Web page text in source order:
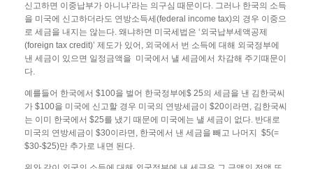
신고하면 이중납부가 아니냐’라는 의구심 때문이다. 그러나 한국의 소득
을 미국에 신고하더라도 연방소득세(federal income tax)의 경우 이중으
로 세금을 내지는 않는다. 왜냐하면 미국세법은 ‘외국납부세액공제
(foreign tax credit)’ 제도가 있어, 외국에서 번 소득에 대해 외국정부에
낸 세금이 있으면 일정금액을 미국에서 낼 세금에서 차감해 주기때문이
다.
예를들어 한국에서 $100을 벌어 한국정부에$ 25의 세금을 낸 김한국씨
가 $100을 미국에 신고할 경우 미국의 연방세금이 $20이라면, 김한국씨
는 이미 한국에서 $25를 냈기 때문에 미국에는 낼 세금이 없다. 반대로
미국의 연방세금이 $30이라면, 한국에서 낸 세금을 빼고 나머지 $5(=
$30-$25)만 추가로 내면 된다.